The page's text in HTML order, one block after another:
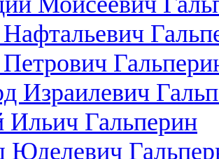
Израилевич
Гальперин
Юделевич